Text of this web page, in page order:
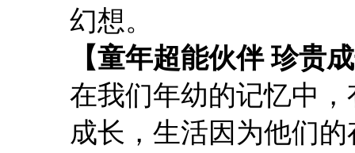
幻想。
【童年超能伙伴 珍贵
在我们年幼的记忆中
成长，生活因为他们